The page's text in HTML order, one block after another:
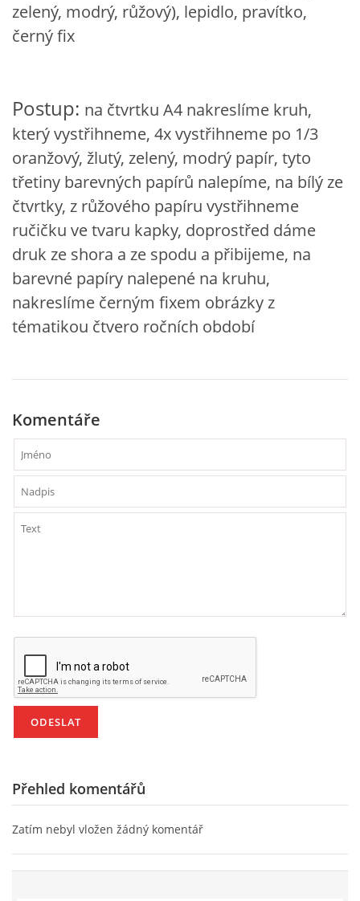
VÝTVARNÉ AKTIVITY - LÉTO
VÝTVARNÉ AKTIVITY - ZIMA
CHARAKTERISTIKA ROČNÍCH OBDOBÍ
HÁDANKY K TÉMATU JARO, LÉTO, PODZIM,ZIMA
PÍSNĚ K TÉMATU JARO
BÁSNĚ K TÉMATU JARO
PÍSNĚ K TÉMATU LÉTO
BÁSNĚ K TÉMATU LÉTO
POHYBOVÉ AKTIVITY NA TÉMA LÉTO
BÁSNĚ K TÉMATU PODZIM
POHYBOVÉ AKTIVITY NA TÉMA PODZIM
PÍSNĚ K TÉMATU ZIMA
zelený, modrý, růžový), lepidlo, pravítko,
černý fix
Postup: na čtvrtku A4 nakreslíme kruh,
který vystřihneme, 4x vystřihneme po 1/3
oranžový, žlutý, zelený, modrý papír, tyto
třetiny barevných papírů nalepíme, na bílý ze
čtvrtky, z růžového papíru vystřihneme
ručičku ve tvaru kapky, doprostřed dáme
druk ze shora a ze spodu a přibijeme, na
barevné papíry nalepené na kruhu,
nakreslíme černým fixem obrázky z
tématikou čtvero ročních období
Komentáře
Přehled komentářů
Zatím nebyl vložen žádný komentář